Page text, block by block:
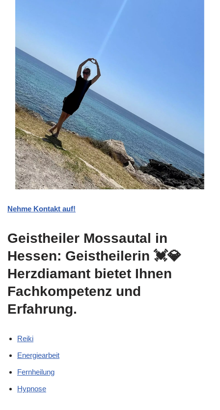
Nehme Kontakt auf!
Geistheiler Mossautal in
Hessen: Geistheilerin 💓️💎
Herzdiamant bietet Ihnen
Fachkompetenz und
Erfahrung.
Reiki
Energiearbeit
Fernheilung
Hypnose